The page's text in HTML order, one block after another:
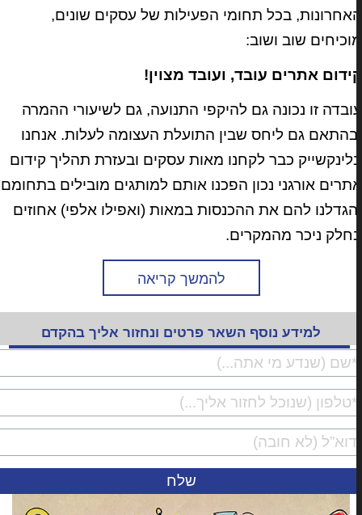
בכל תחומי הפעילות של עסקים שונים,
שוב ושוב:
אתרים עובד, ועובד מצוין!
זו נכונה גם להיקפי התנועה, גם לשיעורי ההמרה
גם ליחס שבין התועלת העצומה לעלות. אנחנו
כבר לקחנו מאות עסקים ובעזרת תהליך קידום
אורגני נכון הפכנו אותם למותגים מובילים בתחומם
להם את ההכנסות במאות (ואפילו אלפי) אחוזים
ניכר מהמקרים.
להמשך קריאה
למידע נוסף השאר פרטים ונחזור אליך בהקדם